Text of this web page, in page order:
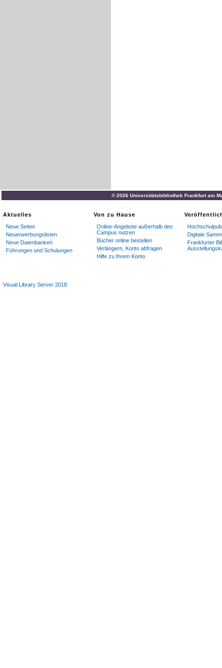
© 2026 Universitätsbibliothek Frankfurt am
Aktuelles
Neue Seiten
Neuerwerbungslisten
Neue Datenbanken
Führungen und Schulungen
Von zu Hause
Online-Angebote außerhalb des
Campus nutzen
Bücher online bestellen
Verlängern, Konto abfragen
Hilfe zu Ihrem Konto
Digitale
Frankfurter
Visual Library Server 2018